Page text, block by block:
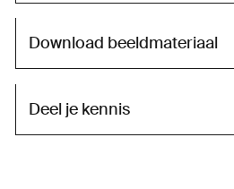
Download beeldmateriaal
Deel je kennis